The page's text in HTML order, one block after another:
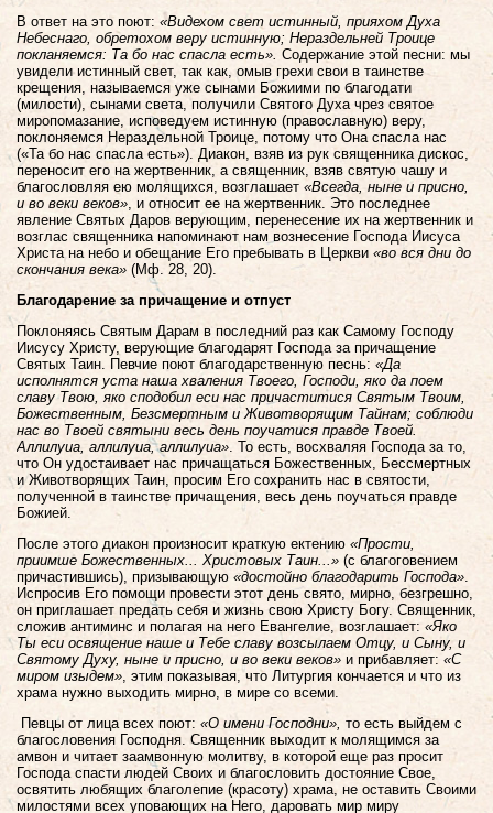
В ответ на это поют: «Видехом свет истинный, прияхом Духа
Небеснаго, обретохом веру истинную; Нераздельней Троице
покланяемся: Та бо нас спасла есть». Содержание этой песни: мы
увидели истинный свет, так как, омыв грехи свои в таинстве
крещения, называемся уже сынами Божиими по благодати
(милости), сынами света, получили Святого Духа чрез святое
миропомазание, исповедуем истинную (православную) веру,
поклоняемся Нераздельной Троице, потому что Она спасла нас
(«Та бо нас спасла есть»). Диакон, взяв из рук священника дискос,
переносит его на жертвенник, а священник, взяв святую чашу и
благословляя ею молящихся, возглашает «Всегда, ныне и присно,
и во веки веков», и относит ее на жертвенник. Это последнее
явление Святых Даров верующим, перенесение их на жертвенник и
возглас священника напоминают нам вознесение Господа Иисуса
Христа на небо и обещание Его пребывать в Церкви «во вся дни до
скончания века»(Мф. 28, 20).
Благодарение за причащение и отпуст
Поклоняясь Святым Дарам в последний раз как Самому Господу
Иисусу Христу, верующие благодарят Господа за причащение
Святых Таин. Певчие поют благодарственную песнь: «Да
исполнятся уста наша хваления Твоего, Господи, яко да поем
славу Твою, яко сподобил еси нас причаститися Святым Твоим,
Божественным, Безсмертным и Животворящим Тайнам; соблюди
нас во Твоей святыни весь день поучатися правде Твоей.
Аллилуиа, аллилуиа, аллилуиа». То есть, восхваляя Господа за то,
что Он удостаивает нас причащаться Божественных, Бессмертных
и Животворящих Таин, просим Его сохранить нас в святости,
полученной в таинстве причащения, весь день поучаться правде
Божией.
После этого диакон произносит краткую ектению «Прости,
приимше Божественных... Христовых Таин...»(с благоговением
причастившись), призывающую «достойно благодарить Господа».
Испросив Его помощи провести этот день свято, мирно, безгрешно,
он приглашает предать себя и жизнь свою Христу Богу. Священник,
сложив антиминс и полагая на него Евангелие, возглашает: «Яко
Ты еси освящение наше и Тебе славу возсылаем Отцу, и Сыну, и
Святому Духу, ныне и присно, и во веки веков»и прибавляет: «С
миром изыдем», этим показывая, что Литургия кончается и что из
храма нужно выходить мирно, в мире со всеми.
Певцы от лица всех поют: «О имени Господни», то есть выйдем с
благословения Господня. Священник выходит к молящимся за
амвон и читает заамвонную молитву, в которой еще раз просит
Господа спасти людей Своих и благословить достояние Свое,
освятить любящих благолепие (красоту) храма, не оставить Своими
милостями всех уповающих на Него, даровать мир миру